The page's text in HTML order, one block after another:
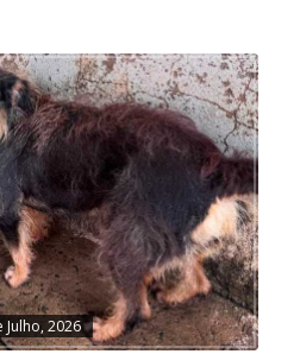
Julho, 2026